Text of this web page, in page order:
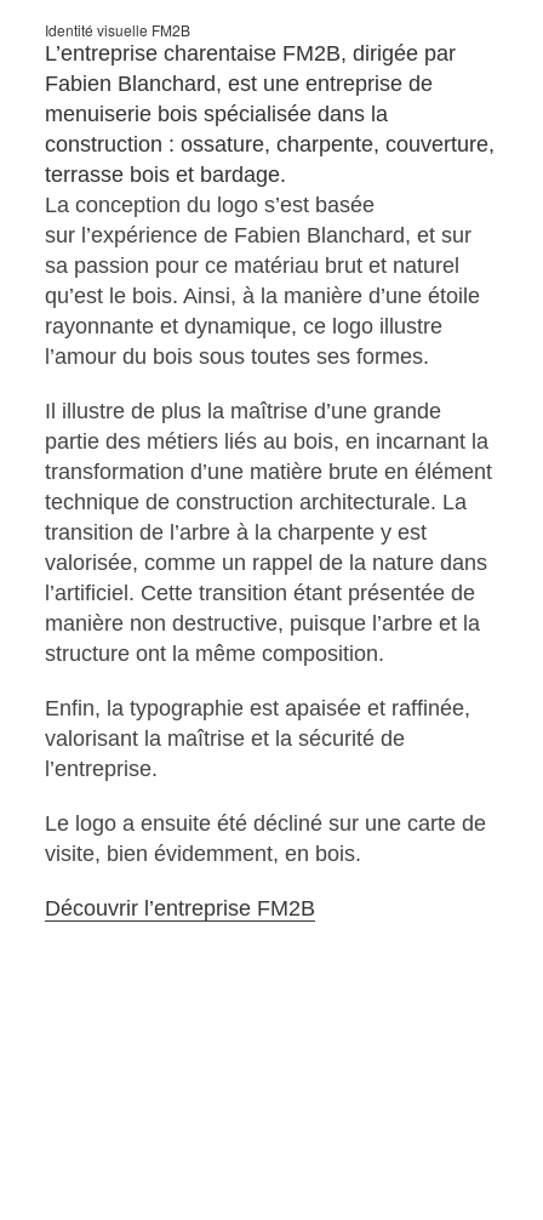
Identité visuelle FM2B
L’entreprise charentaise FM2B, dirigée par
Fabien Blanchard, est une entreprise de
menuiserie bois spécialisée dans la
construction : ossature, charpente, couverture,
terrasse bois et bardage.
La conception du logo s’est basée
sur l’expérience de Fabien Blanchard, et sur
sa passion pour ce matériau brut et naturel
qu’est le bois. Ainsi, à la manière d’une étoile
rayonnante et dynamique, ce logo illustre
l’amour du bois sous toutes ses formes.
Il illustre de plus la maîtrise d’une grande
partie des métiers liés au bois, en incarnant la
transformation d’une matière brute en élément
technique de construction architecturale. La
transition de l’arbre à la charpente y est
valorisée, comme un rappel de la nature dans
l’artificiel. Cette transition étant présentée de
manière non destructive, puisque l’arbre et la
structure ont la même composition.
Enfin, la typographie est apaisée et raffinée,
valorisant la maîtrise et la sécurité de
l’entreprise.
Le logo a ensuite été décliné sur une carte de
visite, bien évidemment, en bois.
Découvrir l’entreprise FM2B